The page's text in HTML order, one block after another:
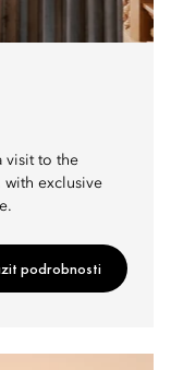
visit to the
with exclusive
podrobnosti